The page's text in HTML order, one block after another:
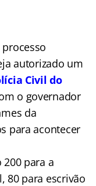
autorizado um
Civil do
o governador
da
para acontecer
200 para a
80 para escrivão